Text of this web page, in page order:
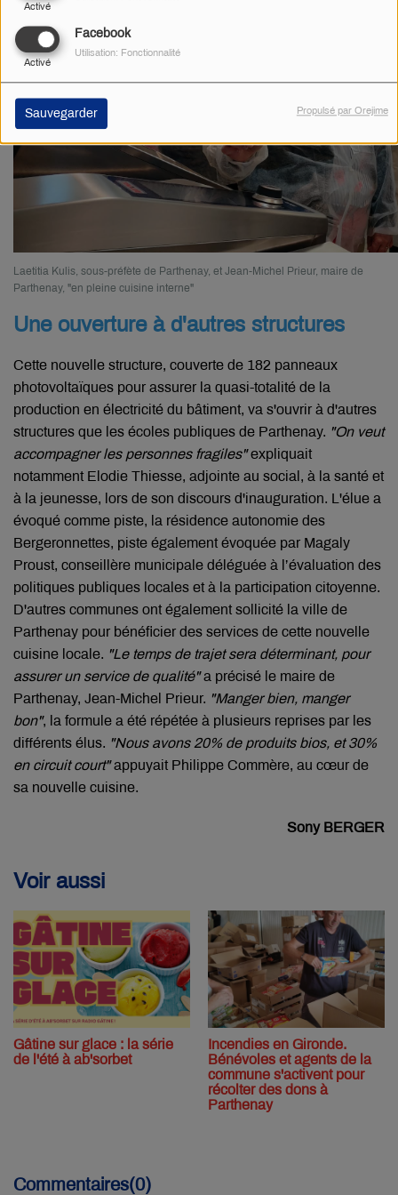
Activé
Facebook
Activé
Utilisation: Fonctionnalité
Sauvegarder Propulsé par Orejime
Laetitia Kulis, sous-préfète de Parthenay, et Jean-Michel Prieur, maire de
Parthenay, "en pleine cuisine interne"
Une ouverture à d'autres structures
Cette nouvelle structure, couverte de 182 panneaux
photovoltaïques pour assurer la quasi-totalité de la
production en électricité du bâtiment, va s'ouvrir à d'autres
structures que les écoles publiques de Parthenay. "On veut
accompagner les personnes fragiles"expliquait
notamment Elodie Thiesse, adjointe au social, à la santé et
à la jeunesse, lors de son discours d'inauguration. L'élue a
évoqué comme piste, la résidence autonomie des
Bergeronnettes, piste également évoquée par Magaly
Proust, conseillère municipale déléguée à l’évaluation des
politiques publiques locales et à la participation citoyenne.
D'autres communes ont également sollicité la ville de
Parthenay pour bénéficier des services de cette nouvelle
cuisine locale. "Le temps de trajet sera déterminant, pour
assurer un service de qualité"a précisé le maire de
Parthenay, Jean-Michel Prieur. "Manger bien, manger
bon", la formule a été répétée à plusieurs reprises par les
différents élus. "Nous avons 20% de produits bios, et 30%
en circuit court"appuyait Philippe Commère, au cœur de
sa nouvelle cuisine.
Sony BERGER
Voir aussi
Gâtine sur glace : la série
de l'été à ab'sorbet
Incendies en Gironde.
Bénévoles et agents de la
commune s'activent pour
récolter des dons à
Parthenay
Commentaires(0)